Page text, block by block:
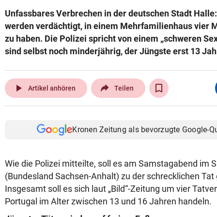
Unfassbares Verbrechen in der deutschen Stadt
werden verdächtigt, in einem Mehrfamilienhaus vier
zu haben. Die Polizei spricht von einem „schweren
sind selbst noch minderjährig, der Jüngste erst 13
play_arrow Artikel anhören Teilen
Kronen Zeitung als bevorzugte Google-
Wie die Polizei mitteilte, soll es am Samstagabend im
(Bundesland Sachsen-Anhalt) zu der schrecklichen
Insgesamt soll es sich laut „Bild“-Zeitung um vier
Portugal im Alter zwischen 13 und 16 Jahren handeln.